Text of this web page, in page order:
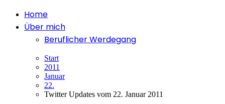
Home
Über mich
Beruflicher Werdegang
Start
2011
Januar
22.
Twitter Updates vom 22. Januar 2011